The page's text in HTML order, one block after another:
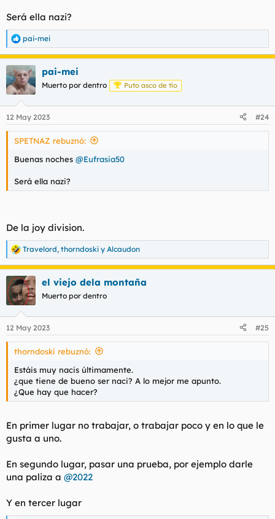
Será ella nazi?
R
e
a
c
c
i
e
s
pai-mei
pai-mei
Muerto por dentro Puto asco de tío
12 May 2023 #24
SPETNAZ rebuznó:
Buenas noches @Eufrasia50
Será ella nazi?
De la joy division.
R
e
a
c
c
i
e
s
Travelord, thorndoski y Alcaudon
el viejo dela montaña
Muerto por dentro
12 May 2023 #25
thorndoski rebuznó:
Estáis muy nacis últimamente.
¿que tiene de bueno ser naci? A lo mejor me apunto.
¿Que hay que hacer?
En primer lugar no trabajar, o trabajar poco y en lo que le
gusta a uno.
En segundo lugar, pasar una prueba, por ejemplo darle
una paliza a @2022
Y en tercer lugar